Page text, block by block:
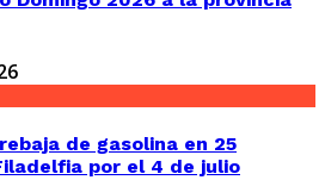
de gasolina en 25
por el 4 de julio